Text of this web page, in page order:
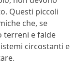
Questi piccoli
che, se
terreni e falde
circostanti e